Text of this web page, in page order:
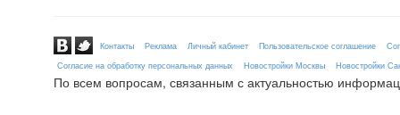
Контакты Реклама Личный кабинет Пользовательское соглашение
Согласие на обработку персональных данных
Новостройки Москвы Новостройки
По всем вопросам, связанным с актуальностью